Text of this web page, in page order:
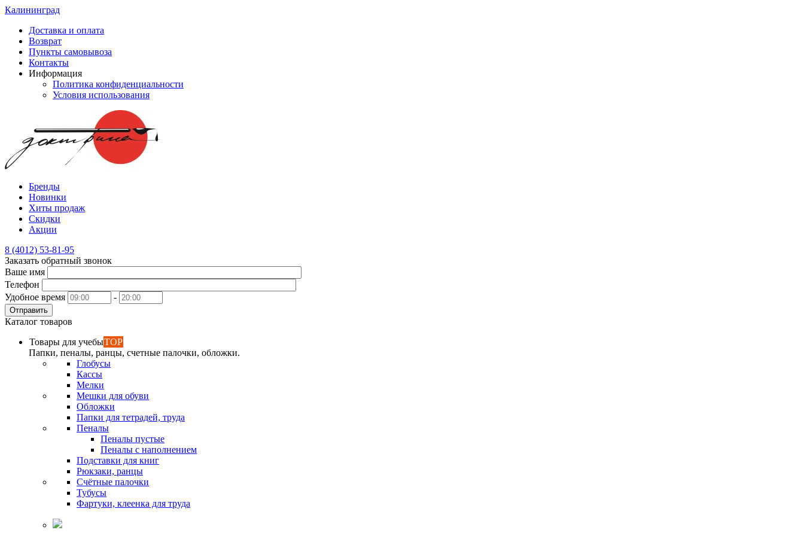
Калининград
Доставка и оплата
Возврат
Пункты самовывоза
Контакты
Информация
Политика конфиденциальности
Условия использования
Бренды
Новинки
Хиты продаж
Скидки
Акции
8 (4012) 53-81-95
Заказать обратный звонок
Ваше имя
Телефон
Удобное время
-
Отправить
Каталог товаров
Товары для учебыTOP
Папки, пеналы, ранцы, счетные палочки, обложки.
Глобусы
Кассы
Мелки
Мешки для обуви
Обложки
Папки для тетрадей, труда
Пеналы
Пеналы пустые
Пеналы с наполнением
Подставки для книг
Рюкзаки, ранцы
Счётные палочки
Тубусы
Фартуки, клеенка для труда